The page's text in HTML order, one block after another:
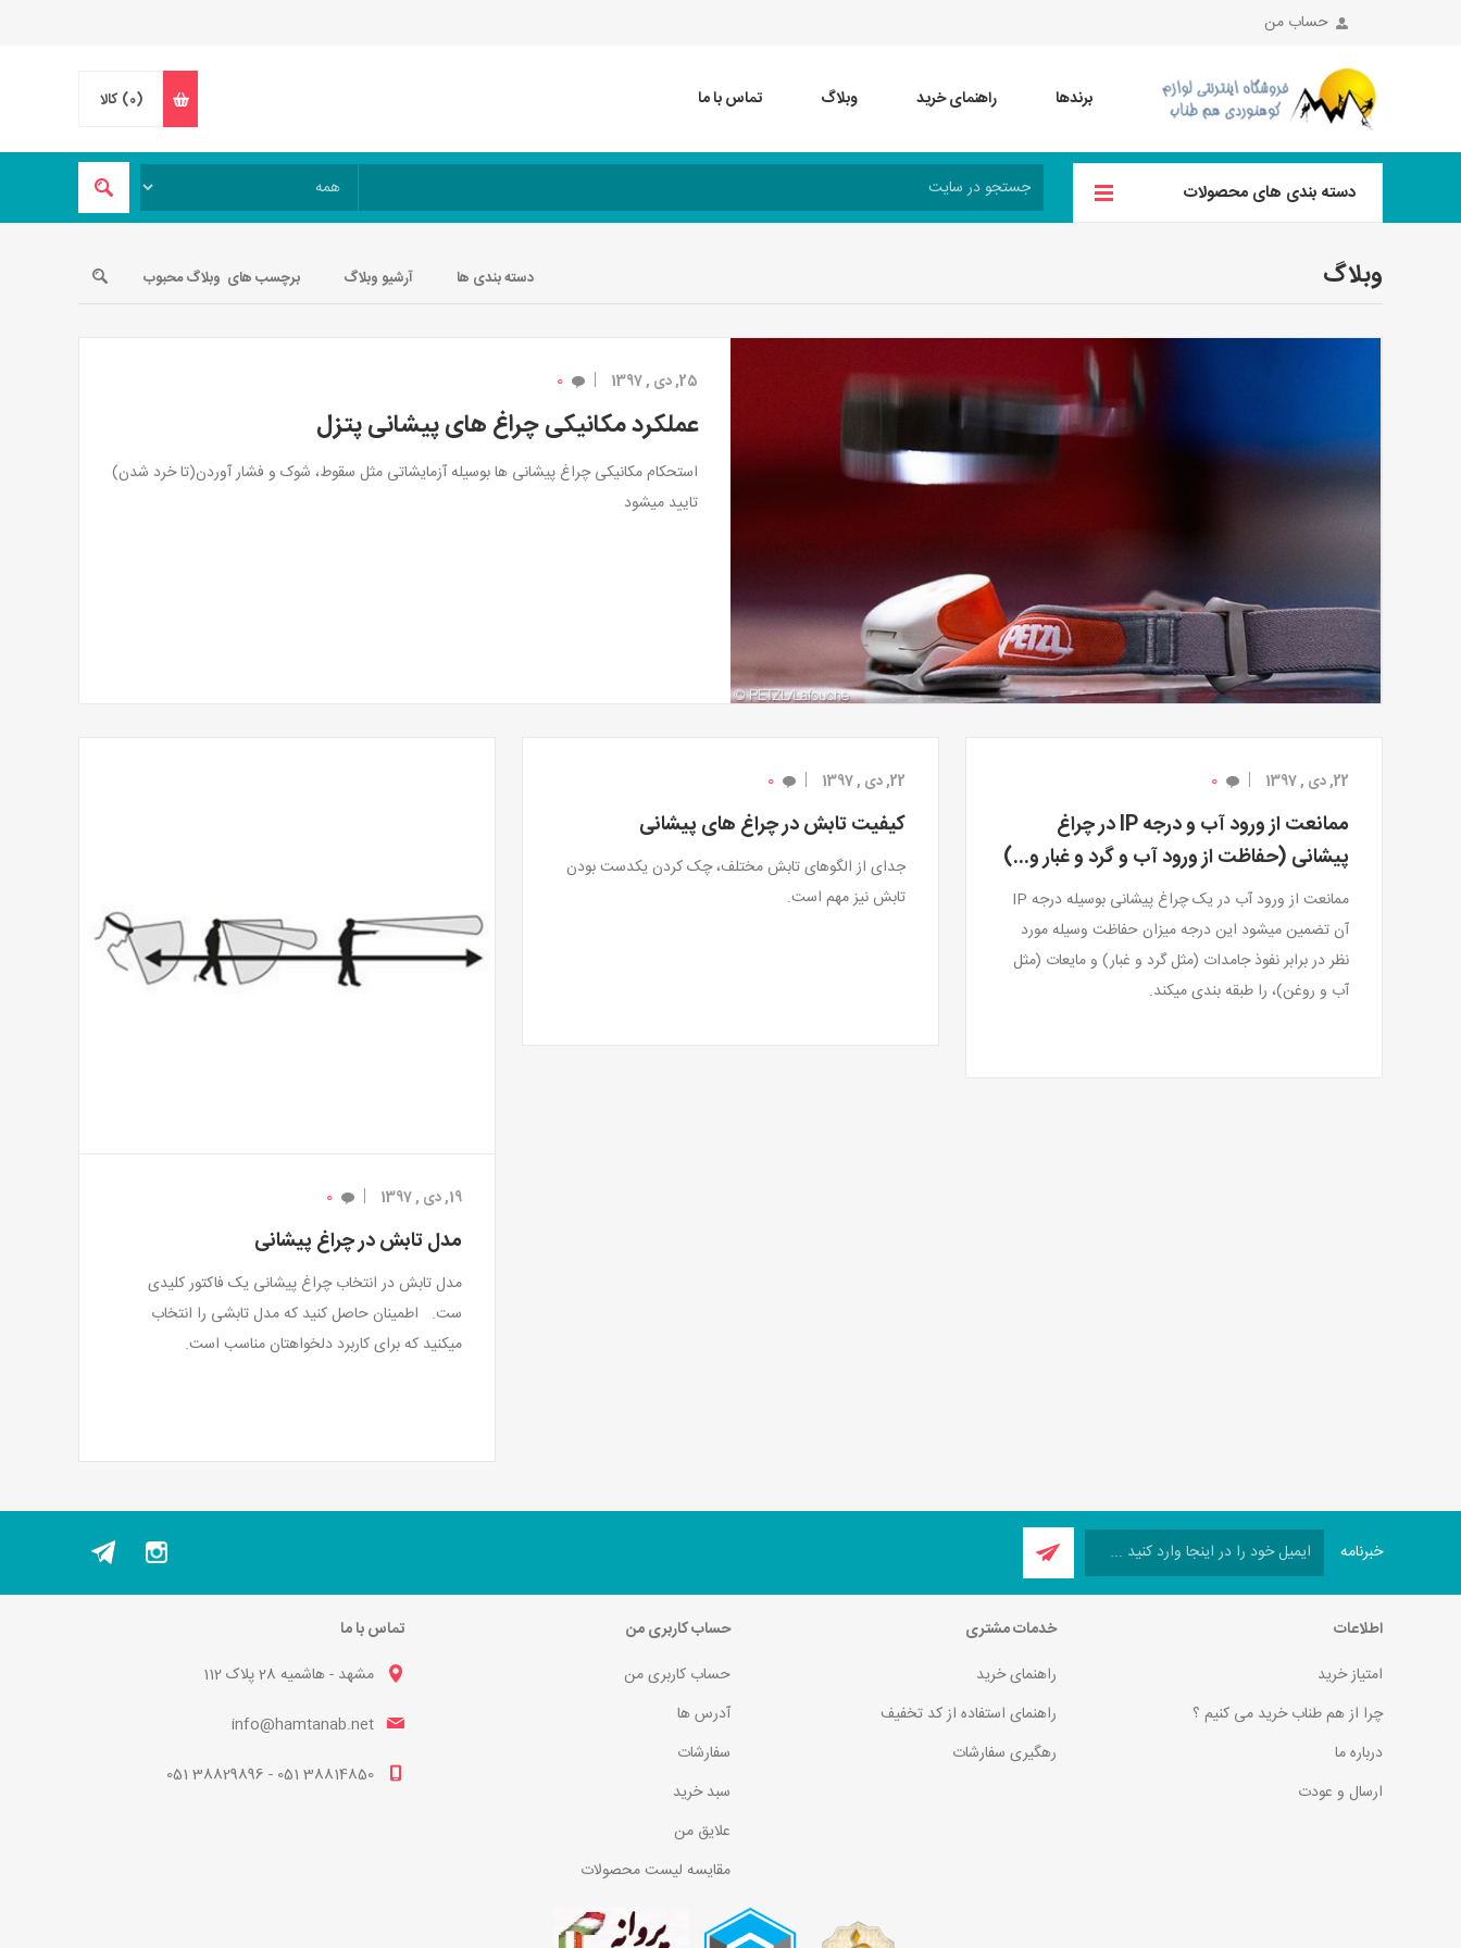
حساب من
برندها راهنمای خرید وبلاگ تماس با ما (0) کالا
دسته بندی های محصولات
وبلاگ
25, دی , 1397 0
عملکرد مکانیکی چراغ های پیشانی پتزل
استحکام مکانیکی چراغ پیشانی ها بوسیله آزمایشاتی مثل سقوط، شوک و فشار آوردن(تا خرد شدن)
تایید میشود
22, دی , 1397 0
ممانعت از ورود آب و درجه IP در چراغ
پیشانی (حفاظت از ورود آب و گرد و غبار و...)
ممانعت از ورود آب در یک چراغ پیشانی بوسیله درجه IP
آن تضمین میشود این درجه میزان حفاظت وسیله مورد
نظر در برابر نفوذ جامدات (مثل گرد و غبار) و مایعات (مثل
آب و روغن)، را طبقه بندی میکند.
22, دی , 1397 0
کیفیت تابش در چراغ های پیشانی
جدای از الگوهای تابش مختلف، چک کردن یکدست بودن
تابش نیز مهم است.
19, دی , 1397 0
مدل تابش در چراغ پیشانی
مدل تابش در انتخاب چراغ پیشانی یک فاکتور کلیدی
ست. اطمینان حاصل کنید که مدل تابشی را انتخاب
میکنید که برای کاربرد دلخواهتان مناسب است.
دسته بندی ها آرشیو وبلاگ برچسب های وبلاگ محبوب
خبرنامه
اطلاعات
امتیاز خرید
چرا از هم طناب خرید می کنیم ؟
درباره ما
ارسال و عودت
خدمات مشتری
راهنمای خرید
راهنمای استفاده از کد تخفیف
رهگیری سفارشات
حساب کاربری من
حساب کاربری من
آدرس ها
سفارشات
سبد خرید
علایق من
مقایسه لیست محصولات
تماس با ما
مشهد - هاشمیه 28 پلاک 112
info@hamtanab.net
38814850 051 - 38829896 051